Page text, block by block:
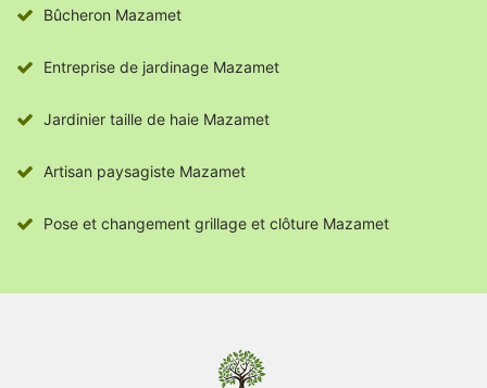
Bûcheron Mazamet
Entreprise de jardinage Mazamet
Jardinier taille de haie Mazamet
Artisan paysagiste Mazamet
Pose et changement grillage et clôture Mazamet